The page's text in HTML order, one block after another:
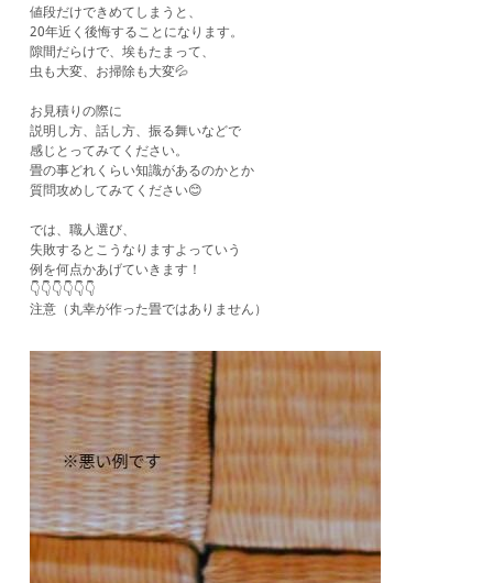
値段だけできめてしまうと、
20年近く後悔することになります。
隙間だらけで、埃もたまって、
虫も大変、お掃除も大変💦
お見積りの際に
説明し方、話し方、振る舞いなどで
感じとってみてください。
畳の事どれくらい知識があるのかとか
質問攻めしてみてください😊
では、職人選び、
失敗するとこうなりますよっていう
例を何点かあげていきます！
👇👇👇👇👇👇
注意（丸幸が作った畳ではありません）